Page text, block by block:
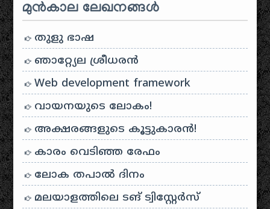
മുൻകാല ലേഖനങ്ങൾ
തുളു ഭാഷ
ഞാറ്റ്യേല ശ്രീധരൻ
Web development framework
വായനയുടെ ലോകം!
അക്ഷരങ്ങളുടെ കൂട്ടുകാരൻ!
കാരം വെടിഞ്ഞ രേഫം
ലോക തപാൽ ദിനം
മലയാളത്തിലെ ടങ് ട്വിസ്റ്റേർസ്